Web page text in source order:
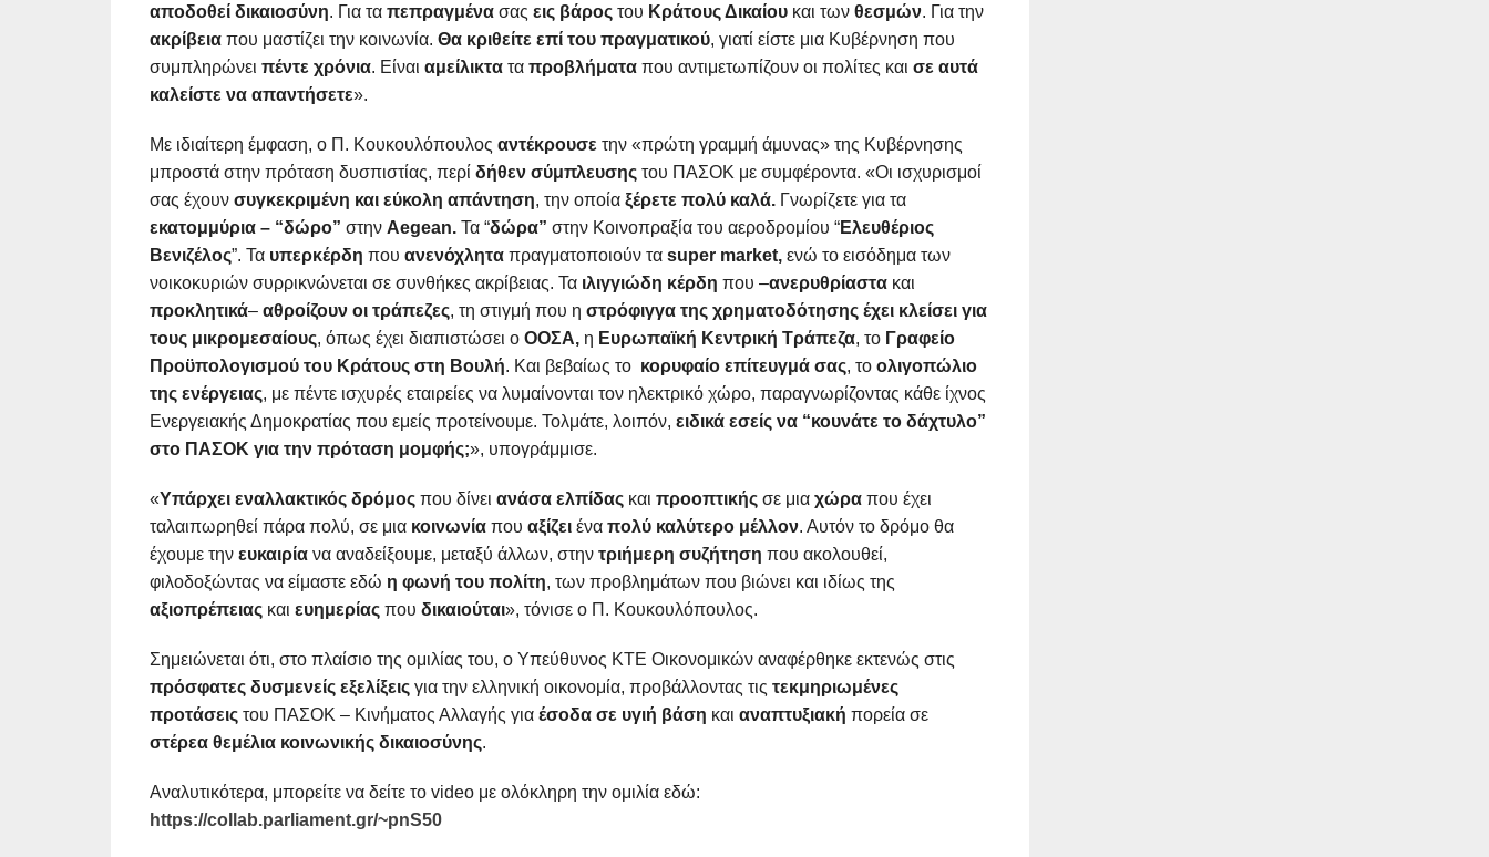
αποδοθεί δικαιοσύνη. Για τα πεπραγμένασας εις βάροςτου Κράτους Δικαίουκαι των θεσμών. Για την
ακρίβεια που μαστίζει την κοινωνία. Θα κριθείτε επί του πραγματικού, γιατί είστε μια Κυβέρνηση που
συμπληρώνει πέντε χρόνια. Είναι αμείλικτατα προβλήματαπου αντιμετωπίζουν οι πολίτες και σε αυτά
καλείστε να απαντήσετε».
Με ιδιαίτερη έμφαση, ο Π. Κουκουλόπουλος αντέκρουσετην «πρώτη γραμμή άμυνας» της Κυβέρνησης
μπροστά στην πρόταση δυσπιστίας, περί δήθεν σύμπλευσηςτου ΠΑΣΟΚ με συμφέροντα. «Οι ισχυρισμοί
σας έχουν συγκεκριμένη και εύκολη απάντηση, την οποία ξέρετε πολύ καλά.Γνωρίζετε για τα
εκατομμύρια – “δώρο” στην Aegean.Τα “δώρα” στην Κοινοπραξία του αεροδρομίου “Ελευθέριος
Βενιζέλος”. Τα υπερκέρδη που ανενόχληταπραγματοποιούν τα super market,ενώ το εισόδημα των
νοικοκυριών συρρικνώνεται σε συνθήκες ακρίβειας. Τα ιλιγγιώδη κέρδη που –ανερυθρίαστακαι
προκλητικά– αθροίζουν οι τράπεζες, τη στιγμή που η στρόφιγγα της χρηματοδότησης έχει κλείσει για
τους μικρομεσαίους, όπως έχει διαπιστώσει ο ΟΟΣΑ,η Ευρωπαϊκή Κεντρική Τράπεζα, το Γραφείο
Προϋπολογισμού του Κράτους στη Βουλή. Και βεβαίως το κορυφαίο επίτευγμά σας, το ολιγοπώλιο
της ενέργειας, με πέντε ισχυρές εταιρείες να λυμαίνονται τον ηλεκτρικό χώρο, παραγνωρίζοντας κάθε ίχνος
Ενεργειακής Δημοκρατίας που εμείς προτείνουμε. Τολμάτε, λοιπόν, ειδικά εσείς να “κουνάτε το δάχτυλο”
στο ΠΑΣΟΚ για την πρόταση μομφής;», υπογράμμισε.
«Υπάρχει εναλλακτικός δρόμοςπου δίνει ανάσα ελπίδαςκαι προοπτικήςσε μια χώραπου έχει
ταλαιπωρηθεί πάρα πολύ, σε μια κοινωνίαπου αξίζειένα πολύ καλύτερο μέλλον. Αυτόν το δρόμο θα
έχουμε την ευκαιρία να αναδείξουμε, μεταξύ άλλων, στην τριήμερη συζήτηση που ακολουθεί,
φιλοδοξώντας να είμαστε εδώ η φωνή του πολίτη, των προβλημάτων που βιώνει και ιδίως της
αξιοπρέπειαςκαι ευημερίας που δικαιούται», τόνισε ο Π. Κουκουλόπουλος.
Σημειώνεται ότι, στο πλαίσιο της ομιλίας του, ο Υπεύθυνος ΚΤΕ Οικονομικών αναφέρθηκε εκτενώς στις
πρόσφατες δυσμενείς εξελίξειςγια την ελληνική οικονομία, προβάλλοντας τις τεκμηριωμένες
προτάσειςτου ΠΑΣΟΚ – Κινήματος Αλλαγής για έσοδα σε υγιή βάση και αναπτυξιακή πορεία σε
στέρεα θεμέλια κοινωνικής δικαιοσύνης.
Αναλυτικότερα, μπορείτε να δείτε το video με ολόκληρη την ομιλία εδώ:
https://collab.parliament.gr/~pnS50